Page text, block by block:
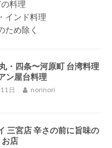
料理
インド料理
ため除く
・四条〜河原町 台湾料理
ン屋台料理
日 norinori
三宮店 辛さの前に旨味の
お店